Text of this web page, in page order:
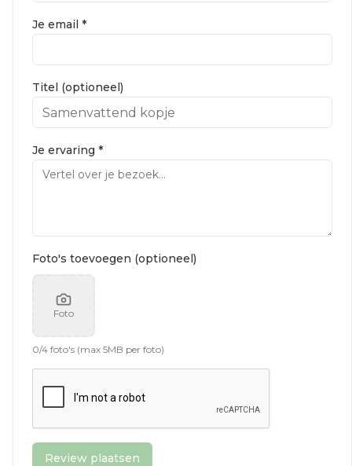
Je email *
Titel (optioneel)
Je ervaring *
Foto's toevoegen (optioneel)
Foto
0/4 foto's (max 5MB per foto)
Review plaatsen